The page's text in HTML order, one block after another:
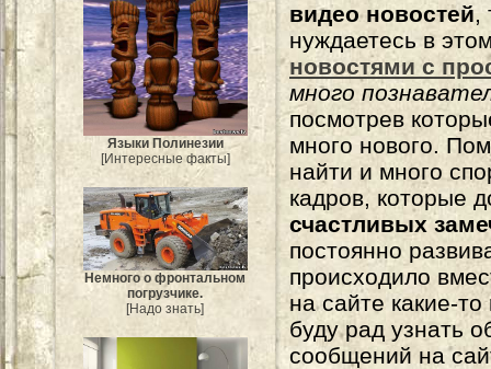
Языки Полинезии
[Интересные факты]
Немного о фронтальном
погрузчике.
[Надо знать]
видео новостей,
нуждаетесь в
новостями с
много
посмотрев
много нового.
найти и много
кадров, которые
счастливых
постоянно
происходило
на сайте какие-
буду рад узнать
сообщений на